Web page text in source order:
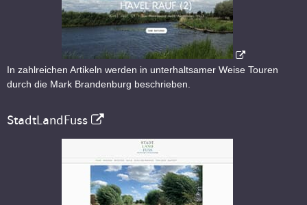
In zahlreichen Artikeln werden in unterhaltsamer Weise Touren
durch die Mark Brandenburg beschrieben.
StadtLandFuss